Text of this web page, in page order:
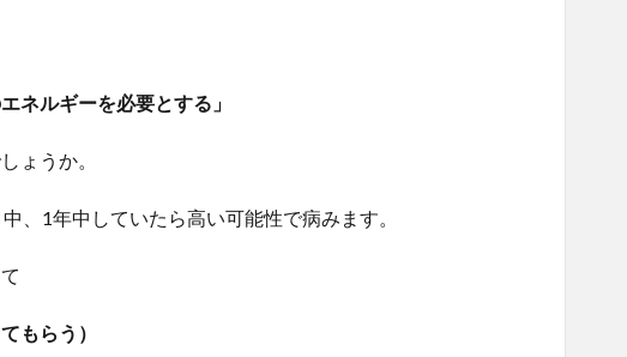
ネルギーを必要とする」
ょうか。
、1年中していたら高い可能性で病みます。
もらう）